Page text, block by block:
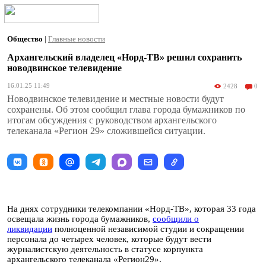
Общество | Главные новости
Архангельский владелец «Норд-ТВ» решил сохранить
новодвинское телевидение
16.01.25 11:49 2428 0
Новодвинское телевидение и местные новости будут
сохранены. Об этом сообщил глава города бумажников по
итогам обсуждения с руководством архангельского
телеканала «Регион 29» сложившейся ситуации.
На днях сотрудники телекомпании «Норд-ТВ», которая 33 года
освещала жизнь города бумажников, сообщили о
ликвидации полноценной независимой студии и сокращении
персонала до четырех человек, которые будут вести
журналистскую деятельность в статусе корпункта
архангельского телеканала «Регион29».